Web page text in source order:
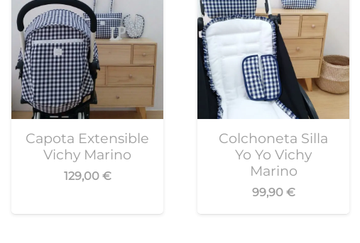
Capota Extensible
Vichy Marino
129,00 €
Colchoneta Silla
Yo Yo Vichy
Marino
99,90 €